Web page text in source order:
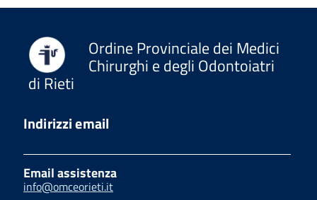
Ordine Provinciale dei Medici
Chirurghi e degli Odontoiatri
di Rieti
Indirizzi email
Email assistenza
info@omceorieti.it